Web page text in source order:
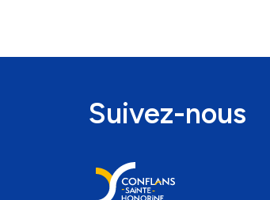
Suivez-nous